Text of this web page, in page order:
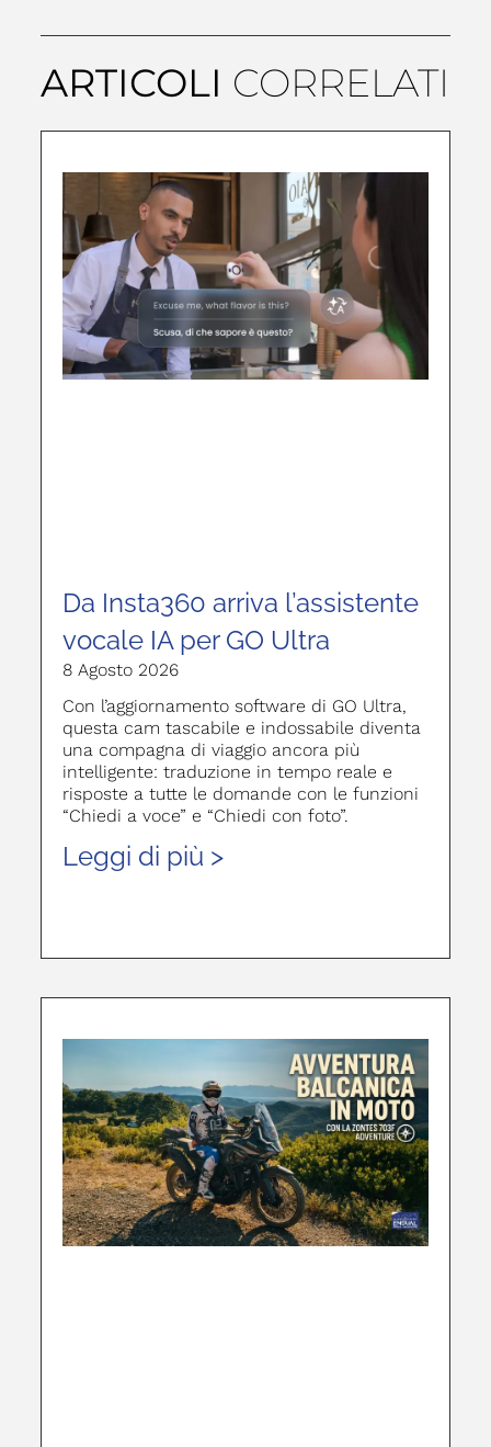
ARTICOLI CORRELATI
Da Insta360 arriva l’assistente
vocale IA per GO Ultra
8 Agosto 2026
Con l’aggiornamento software di GO Ultra,
questa cam tascabile e indossabile diventa
una compagna di viaggio ancora più
intelligente: traduzione in tempo reale e
risposte a tutte le domande con le funzioni
“Chiedi a voce” e “Chiedi con foto”.
Leggi di più >